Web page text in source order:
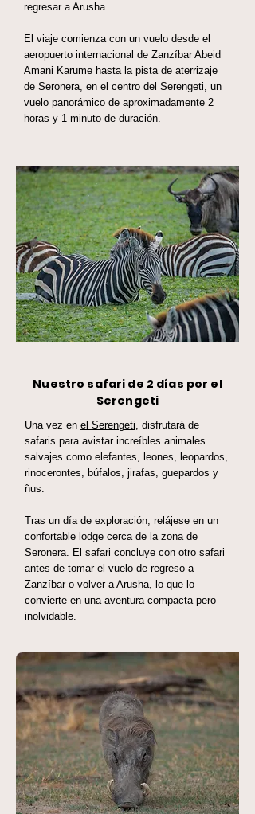
regresar a Arusha.
El viaje comienza con un vuelo desde el
aeropuerto internacional de Zanzíbar Abeid
Amani Karume hasta la pista de aterrizaje
de Seronera, en el centro del Serengeti, un
vuelo panorámico de aproximadamente 2
horas y 1 minuto de duración.
Nuestro safari de 2 días por el
Serengeti
Una vez en el Serengeti, disfrutará de
safaris para avistar increíbles animales
salvajes como elefantes, leones, leopardos,
rinocerontes, búfalos, jirafas, guepardos y
ñus.
Tras un día de exploración, relájese en un
confortable lodge cerca de la zona de
Seronera. El safari concluye con otro safari
antes de tomar el vuelo de regreso a
Zanzíbar o volver a Arusha, lo que lo
convierte en una aventura compacta pero
inolvidable.